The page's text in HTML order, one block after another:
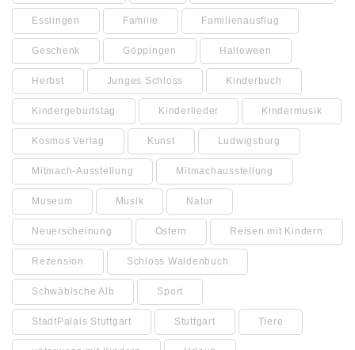
Esslingen Familie Familienausflug
Geschenk Göppingen Halloween
Herbst Junges Schloss Kinderbuch
Kindergeburtstag Kinderlieder Kindermusik
Kosmos Verlag Kunst Ludwigsburg
Mitmach-Ausstellung Mitmachausstellung
Museum Musik Natur
Neuerscheinung Ostern Reisen mit Kindern
Rezension Schloss Waldenbuch
Schwäbische Alb Sport
StadtPalais Stuttgart Stuttgart Tiere